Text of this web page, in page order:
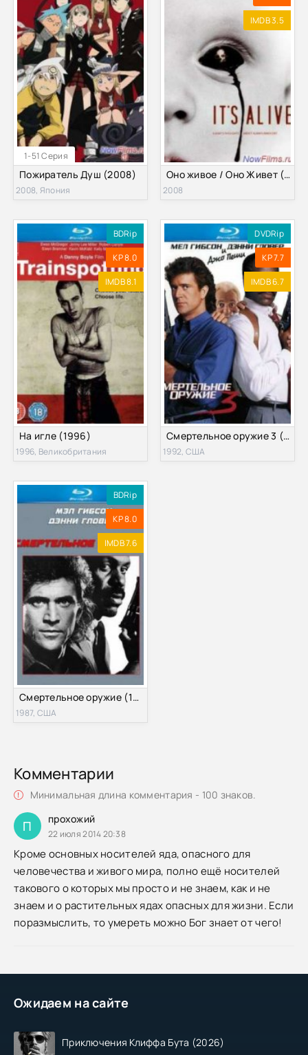
Ожидаем на сайте
Приключения Клиффа Бута (2026)
1-51 Серия
Пожиратель Душ (2008)
2008, Япония
IMDB 3.5
Оно живое / Оно Живет (2008)
2008
BDRip
KP 8.0
IMDB 8.1
На игле (1996)
1996, Великобритания
DVDRip
KP 7.7
IMDB 6.7
Смертельное оружие 3 (1992)
1992, США
BDRip
KP 8.0
IMDB 7.6
Смертельное оружие (1987)
1987, США
Комментарии
Минимальная длина комментария - 100 знаков.
П прохожий
22 июля 2014 20:38
Кроме основных носителей яда, опасного для
человечества и живого мира, полно ещё носителей
такового о которых мы просто и не знаем, как и не
знаем и о растительных ядах опасных для жизни. Если
поразмыслить, то умереть можно Бог знает от чего!